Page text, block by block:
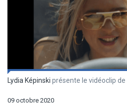
Lydia Képinski présente le vidéoclip de
09 octobre 2020